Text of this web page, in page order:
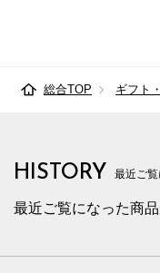
総合TOP ギフト
HISTORY 最近ご
最近ご覧になった商品